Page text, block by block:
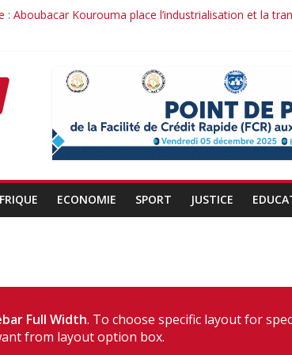
: Aboubacar Kourouma place l’industrialisation et la
: la confiance renouvelée envers un homme de résultats
officier au service du Président et de son pays.
ECONOMIE SPORT JUSTICE
Full Width. To choose specific layout for
from layout option box.